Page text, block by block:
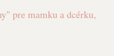
pre mamku a dcérku,